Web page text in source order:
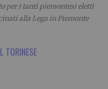
per i tanti piemontesi eletti
alla Lega in Piemonte
TORINESE